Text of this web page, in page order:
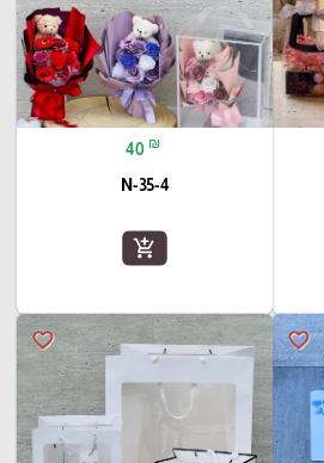
40 ₪
N-35-4
add_shopping_cart
favorite_border
favorite_border